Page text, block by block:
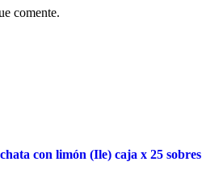
comente.
con limón (Ile) caja x 25 sobres